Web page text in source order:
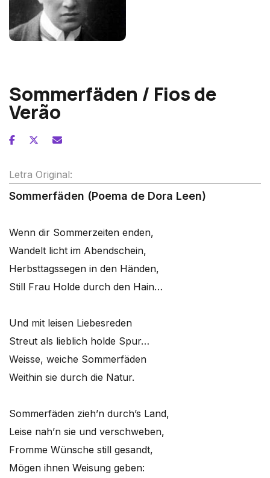
Sommerfäden / Fios de
Verão
Letra Original:
Sommerfäden (Poema de Dora Leen)
Wenn dir Sommerzeiten enden,
Wandelt licht im Abendschein,
Herbsttagssegen in den Händen,
Still Frau Holde durch den Hain…
Und mit leisen Liebesreden
Streut als lieblich holde Spur…
Weisse, weiche Sommerfäden
Weithin sie durch die Natur.
Sommerfäden zieh’n durch’s Land,
Leise nah’n sie und verschweben,
Fromme Wünsche still gesandt,
Mögen ihnen Weisung geben: